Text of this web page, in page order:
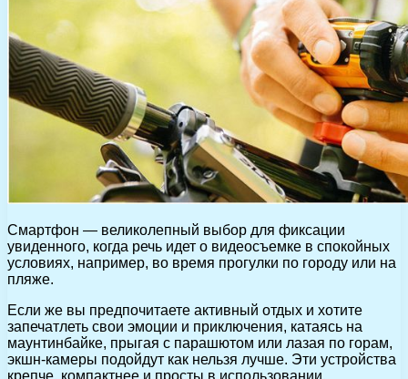
Смартфон — великолепный выбор для фиксации
увиденного, когда речь идет о видеосъемке в спокойных
условиях, например, во время прогулки по городу или на
пляже.
Если же вы предпочитаете активный отдых и хотите
запечатлеть свои эмоции и приключения, катаясь на
маунтинбайке, прыгая с парашютом или лазая по горам,
экшн-камеры подойдут как нельзя лучше. Эти устройства
крепче, компактнее и просты в использовании.